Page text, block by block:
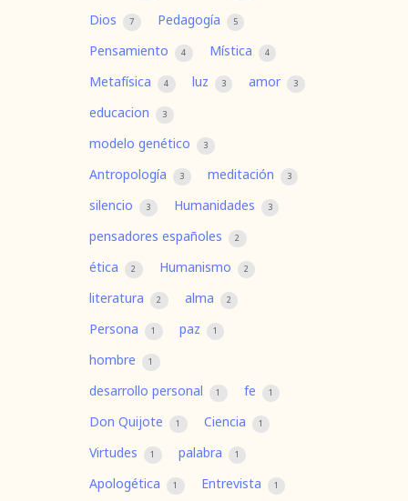
Dios 7 Pedagogía 5
Pensamiento 4 Mística 4
Metafísica 4 luz 3 amor 3
educacion 3
modelo genético 3
Antropología 3 meditación 3
silencio 3 Humanidades 3
pensadores españoles 2
ética 2 Humanismo 2
literatura 2 alma 2
Persona 1 paz 1
hombre 1
desarrollo personal 1 fe 1
Don Quijote 1 Ciencia 1
Virtudes 1 palabra 1
Apologética 1 Entrevista 1